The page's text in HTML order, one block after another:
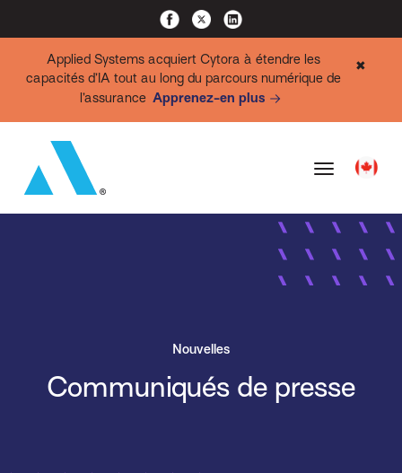
Applied Systems acquiert Cytora à étendre les
capacités d’IA tout au long du parcours numérique de
l’assurance Apprenez-en plus
✖
Nouvelles
Communiqués de presse